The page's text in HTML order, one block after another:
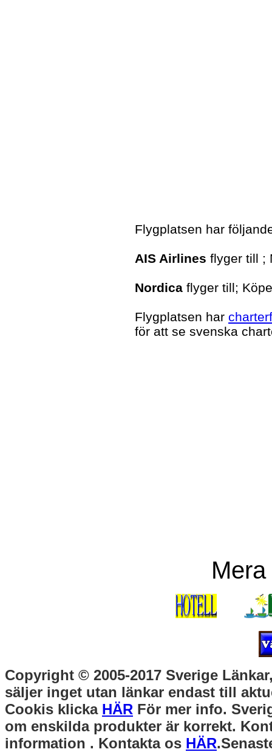
Flygplatsen har
AIS Airlines flyger till ;
Nordica flyger till;
Flygplatsen har
för att se svenska
Copyright © 2005-2017 Sverige
säljer inget utan länkar endast till
Cookis klicka HÄR För mer info.
om enskilda produkter är korrekt.
information . Kontakta os HÄR